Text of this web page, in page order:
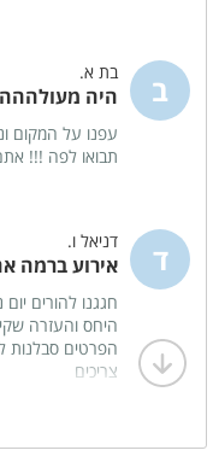
תמי 4
מקרר
משחקי שולחן
שולחן סנוקר
שולחן פינג פונג
מגבות רחצה
ב בת א.
היה
עפנו על המקום
תבואו לפה !!!
ד דניאל ו.
אירוע ברמה
חגגנו להורים יום נישואים 50 שנה
היחס והעזרה
הפרטים סבלנות
צריכים